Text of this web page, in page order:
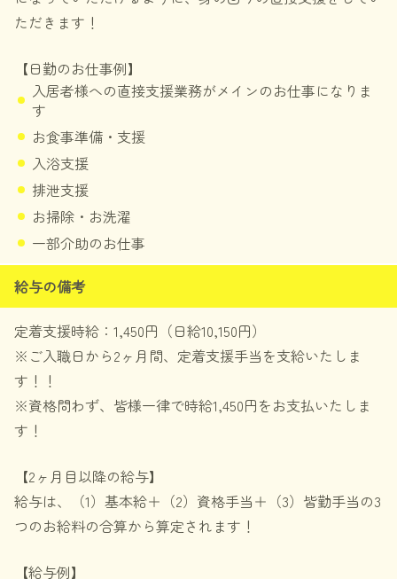
ただきます！
【日勤のお仕事例】
入居者様への直接支援業務がメインのお仕事になりま
す
お食事準備・支援
入浴支援
排泄支援
お掃除・お洗濯
一部介助のお仕事
給与の備考
定着支援時給：1,450円（日給10,150円）
※ご入職日から2ヶ月間、定着支援手当を支給いたしま
す！！
※資格問わず、皆様一律で時給1,450円をお支払いたしま
す！
【2ヶ月目以降の給与】
給与は、（1）基本給＋（2）資格手当＋（3）皆勤手当の3
つのお給料の合算から算定されます！
【給与例】